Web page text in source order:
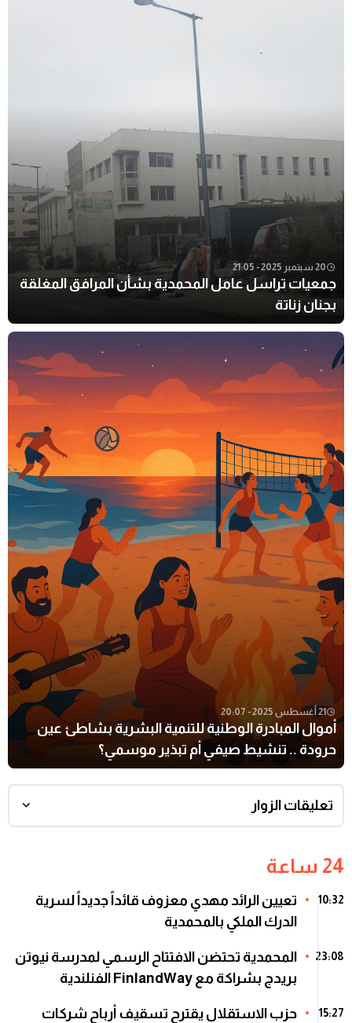
20 سبتمبر 2025 - 21:05
جمعيات تراسل عامل المحمدية بشأن المرافق المغلقة
بجنان زناتة
21 أغسطس 2025 - 20:07
أموال المبادرة الوطنية للتنمية البشرية بشاطئ عين
حرودة .. تنشيط صيفي أم تبذير موسمي؟
تعليقات الزوار
24 ساعة
10:32
تعيين الرائد مهدي معزوف قائداً جديداً لسرية
الدرك الملكي بالمحمدية
23:08
المحمدية تحتضن الافتتاح الرسمي لمدرسة نيوتن
بريدج بشراكة مع FinlandWay الفنلندية
15:27
حزب الاستقلال يقترح تسقيف أرباح شركات